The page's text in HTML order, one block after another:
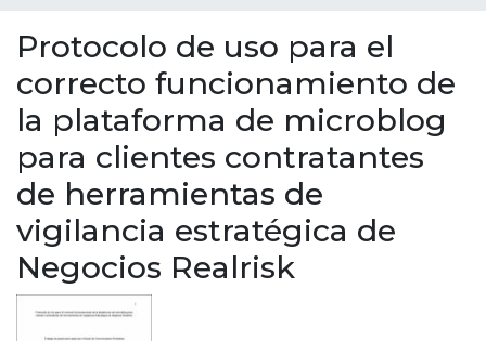
Statistics
Protocolo de uso para el
correcto funcionamiento de
la plataforma de microblog
para clientes contratantes
de herramientas de
vigilancia estratégica de
Negocios Realrisk